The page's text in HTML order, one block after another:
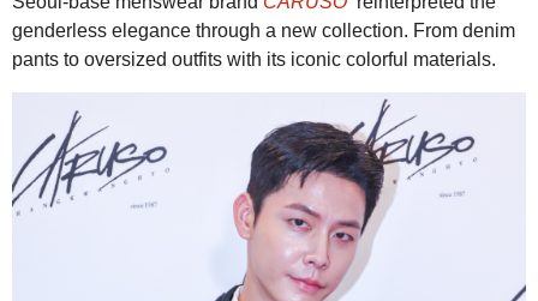
genderless elegance through a new collection. From denim
pants to oversized outfits with its iconic colorful materials.